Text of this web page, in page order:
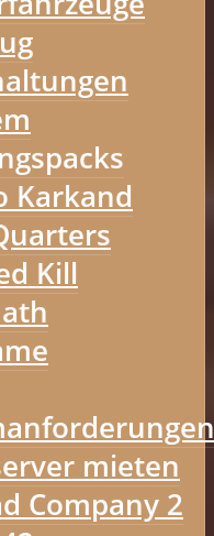
Karkand
Kill
mieten
Company 2